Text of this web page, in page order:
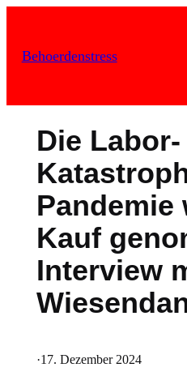
springen
Behoerdenstress
Die Labor-
Pandemie
Kauf
Interview
·17. Dezember 2024